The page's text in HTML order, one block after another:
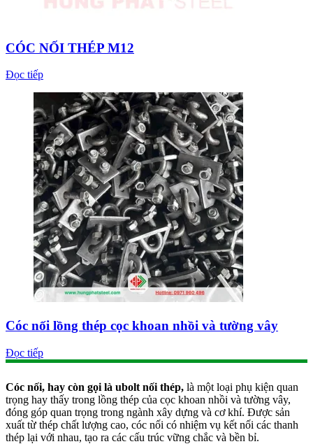
CÓC NỐI THÉP M12
Đọc tiếp
Cóc nối lồng thép cọc khoan nhồi và tường vây
Đọc tiếp
Cóc nối, hay còn gọi là ubolt nối thép, là một loại phụ kiện quan
trọng hay thấy trong lồng thép của cọc khoan nhồi và tường vây,
đóng góp quan trọng trong ngành xây dựng và cơ khí. Được sản
xuất từ thép chất lượng cao, cóc nối có nhiệm vụ kết nối các thanh
thép lại với nhau, tạo ra các cấu trúc vững chắc và bền bỉ.